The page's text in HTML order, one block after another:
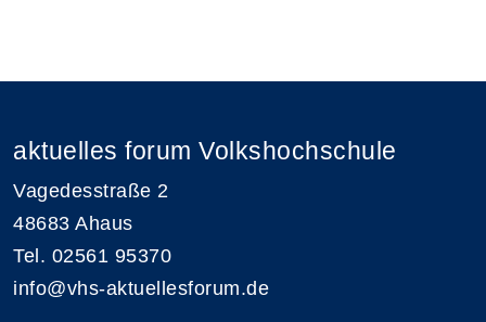
aktuelles forum Volkshochschule
Vagedesstraße 2
48683 Ahaus
Tel. 02561 95370
info@vhs-aktuellesforum.de